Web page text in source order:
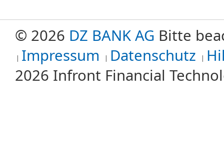
© 2026 DZ BANK AG Bitte
Impressum
Datenschutz
2026 Infront Financial